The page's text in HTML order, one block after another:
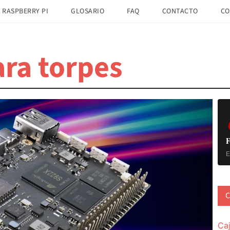
PI GLOSARIO FAQ CONTACTO
torpes